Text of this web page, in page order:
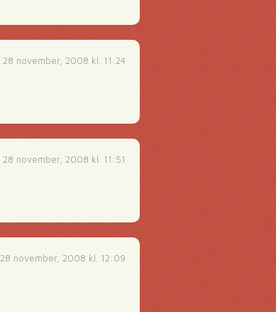
28 november, 2008 kl. 11:24
28 november, 2008 kl. 11:51
28 november, 2008 kl. 12:09